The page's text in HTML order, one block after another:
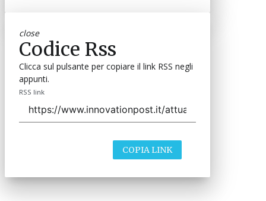
close
Codice Rss
Clicca sul pulsante per copiare il link RSS negli
appunti.
RSS link
COPIA LINK